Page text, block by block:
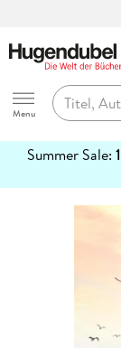
Hugendubel
Menu
Summer Sale:
erfahren